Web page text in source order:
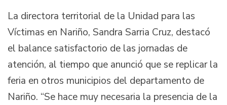
La directora territorial de la Unidad para las
Víctimas en Nariño, Sandra Sarria Cruz, destacó
el balance satisfactorio de las jornadas de
atención, al tiempo que anunció que se replicar la
feria en otros municipios del departamento de
Nariño. “Se hace muy necesaria la presencia de la